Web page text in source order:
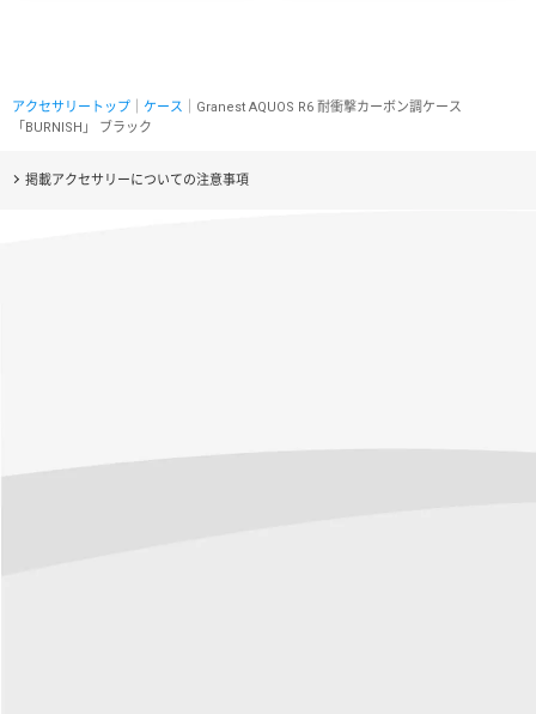
アクセサリートップ ケース ｜Granest AQUOS R6 耐衝撃カーボン調ケース
「BURNISH」 ブラック
掲載アクセサリーについての注意事項